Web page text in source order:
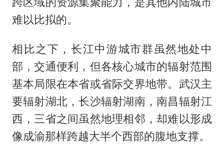
难以比拟的。
相比之下，长江中游城市群虽然地处中
部，交通便利，但各核心城市的辐射范围
基本局限在本省或省际交界地带。武汉主
要辐射湖北，长沙辐射湖南，南昌辐射江
西，三省之间虽然地理相邻，却难以形成
像成渝那样跨越大半个西部的腹地支撑。